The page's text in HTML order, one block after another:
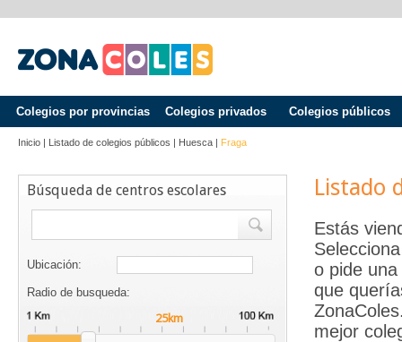
Colegios por provincias Colegios privados Colegios públicos
Inicio | Listado de colegios públicos | Huesca | Fraga
Búsqueda de centros escolares
Ubicación:
Radio de busqueda:
Listado
Estás
o pide
que
mejor